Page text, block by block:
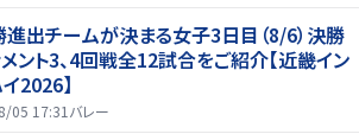
出チームが決まる女子3日目（8/6）決勝
ント3、4回戦全12試合をご紹介【近畿イン
2026】
05 17:31 バレー